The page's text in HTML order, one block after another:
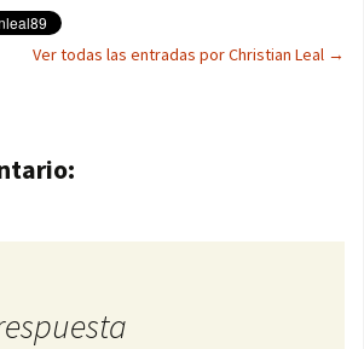
Ver todas las entradas por Christian Leal →
de entradas